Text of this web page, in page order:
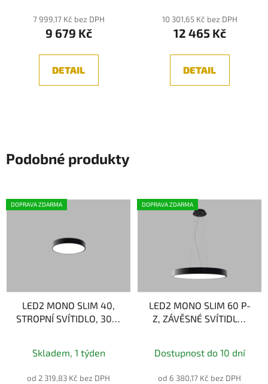
7 999,17 Kč bez DPH
9 679 Kč
DETAIL
10 301,65 Kč bez DPH
12 465 Kč
DETAIL
Podobné produkty
DOPRAVA ZDARMA
LED2 MONO SLIM 40,
STROPNÍ SVÍTIDLO, 30W
Skladem, 1 týden
od 2 319,83 Kč bez DPH
DOPRAVA ZDARMA
LED2 MONO SLIM 60 P-
Z, ZÁVĚSNÉ SVÍTIDLO,
Dostupnost do 10 dní
od 6 380,17 Kč bez DPH